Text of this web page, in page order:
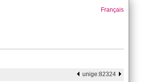
Français
unige:82324